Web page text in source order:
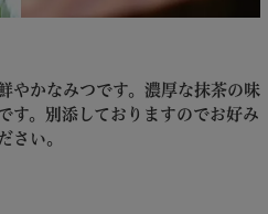
やかなみつです。濃厚な抹茶の味
す。別添しておりますのでお好み
さい。